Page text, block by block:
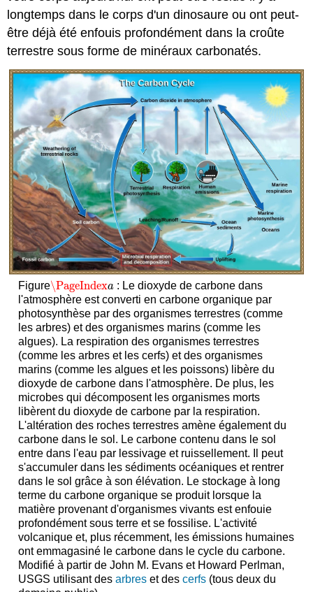
longtemps dans le corps d'un dinosaure ou ont peut-
être déjà été enfouis profondément dans la croûte
terrestre sous forme de minéraux carbonatés.
Figure\PageIndexa
\PageIndexa : Le dioxyde de carbone dans
l'atmosphère est converti en carbone organique par
photosynthèse par des organismes terrestres (comme
les arbres) et des organismes marins (comme les
algues). La respiration des organismes terrestres
(comme les arbres et les cerfs) et des organismes
marins (comme les algues et les poissons) libère du
dioxyde de carbone dans l'atmosphère. De plus, les
microbes qui décomposent les organismes morts
libèrent du dioxyde de carbone par la respiration.
L'altération des roches terrestres amène également du
carbone dans le sol. Le carbone contenu dans le sol
entre dans l'eau par lessivage et ruissellement. Il peut
s'accumuler dans les sédiments océaniques et rentrer
dans le sol grâce à son élévation. Le stockage à long
terme du carbone organique se produit lorsque la
matière provenant d'organismes vivants est enfouie
profondément sous terre et se fossilise. L'activité
volcanique et, plus récemment, les émissions humaines
ont emmagasiné le carbone dans le cycle du carbone.
Modifié à partir de John M. Evans et Howard Perlman,
USGS utilisant des arbreset des cerfs(tous deux du